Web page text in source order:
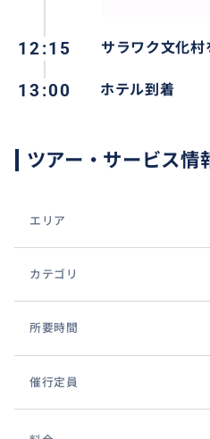
菓子。
アポン)を使われ、自然の風
おすすめ
12:15 サラワク文化村
13:00 ホテル到着
ツアー・サービス情
エリア
カテゴリ
所要時間
催行定員